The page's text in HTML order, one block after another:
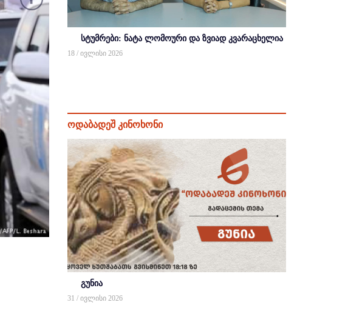
სტუმრები: ნატა ლომოური და ზვიად კვარაცხელია
18 / ივლისი 2026
ოდაბადეშ კინოხონი
გუნია
31 / ივლისი 2026